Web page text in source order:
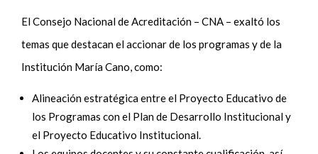
El Consejo Nacional de Acreditación – CNA – exaltó los
temas que destacan el accionar de los programas y de la
Institución María Cano, como:
Alineación estratégica entre el Proyecto Educativo de
los Programas con el Plan de Desarrollo Institucional y
el Proyecto Educativo Institucional.